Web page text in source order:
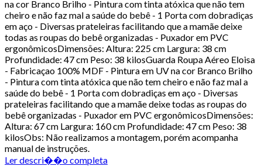
na cor Branco Brilho - Pintura com tinta atóxica que não tem
cheiro e não faz mal a saúde do bebê - 1 Porta com dobradiças
em aço - Diversas prateleiras facilitando que a mamãe deixe
todas as roupas do bebê organizadas - Puxador em PVC
ergonômicosDimensões: Altura: 225 cm Largura: 38 cm
Profundidade: 47 cm Peso: 38 kilosGuarda Roupa Aéreo Eloisa
- Fabricaçao 100% MDF - Pintura em UV na cor Branco Brilho
- Pintura com tinta atóxica que não tem cheiro e não faz mal a
saúde do bebê - 1 Porta com dobradiças em aço - Diversas
prateleiras facilitando que a mamãe deixe todas as roupas do
bebê organizadas - Puxador em PVC ergonômicosDimensões:
Altura: 67 cm Largura: 160 cm Profundidade: 47 cm Peso: 38
kilosObs: Não realizamos a montagem, porém acompanha
manual de instruções.
Ler descri��o completa